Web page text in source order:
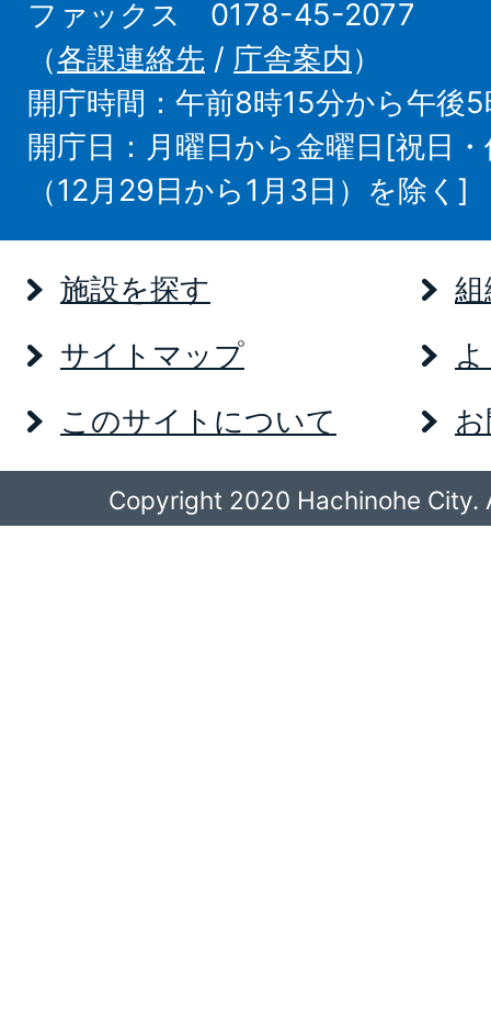
ファックス 0178-45-2077
（各課連絡先 / 庁舎案内）
開庁時間：午前8時15分から午後
開庁日：月曜日から金曜日[祝日
（12月29日から1月3日）を除く]
施設を探す
サイトマップ
このサイトについて
Copyright 2020 Hachinohe City.